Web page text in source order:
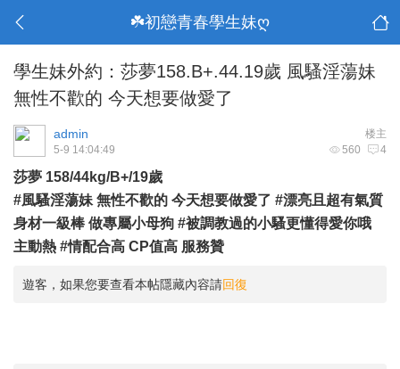
☘️初戀青春學生妹ღ
學生妹外約：莎夢158.B+.44.19歲 風騷淫蕩妹
無性不歡的 今天想要做愛了
楼主
admin
560 4
5-9 14:04:49
莎夢 158/44kg/B+/19歲
#風騷淫蕩妹 無性不歡的 今天想要做愛了 #漂亮且超有氣質
身材一級棒 做專屬小母狗 #被調教過的小騷更懂得愛你哦
主動熱 #情配合高 CP值高 服務贊
遊客，如果您要查看本帖隱藏內容請回復